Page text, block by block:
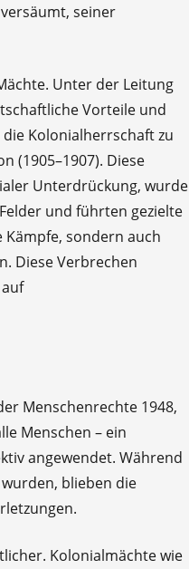
seiner
Unter der Leitung
Vorteile und
Kolonialherrschaft zu
(1905–1907). Diese
Unterdrückung, wurde
und führten gezielte
sondern auch
Diese Verbrechen
Menschenrechte 1948,
Menschen – ein
angewendet. Während
blieben die
Kolonialmächte wie